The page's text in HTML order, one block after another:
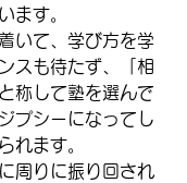
ます。
いて、学び方を学
スも待たず、「相
称して塾を選んで
プシーになってし
れます。
周りに振り回され